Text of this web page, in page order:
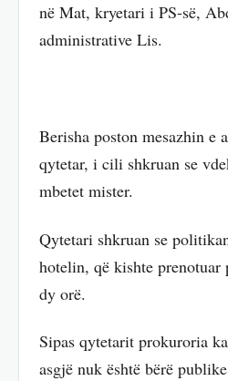
në Mat, kryetari i PS-së,
administrative Lis.
Berisha poston mesazhin e
qytetar, i cili shkruan se
mbetet mister.
Qytetari shkruan se
hotelin, që kishte prenotuar
dy orë.
Sipas qytetarit prokuroria
asgjë nuk është bërë